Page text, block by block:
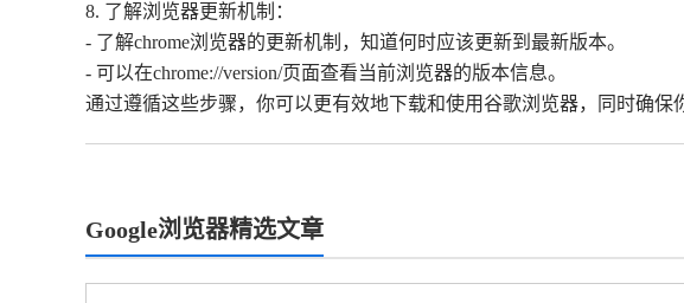
8. 了解浏览器更新机制：
- 了解chrome浏览器的更新机制，知道何时应该更新到最新版本。
- 可以在chrome://version/页面查看当前浏览器的版本信息。
通过遵循这些步骤，你可以更有效地下载和使用谷歌浏览器，同时确保
Google浏览器精选文章